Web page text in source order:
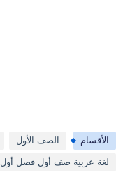
الأقسام الصف الأول
لغة عربية صف أول فصل أول